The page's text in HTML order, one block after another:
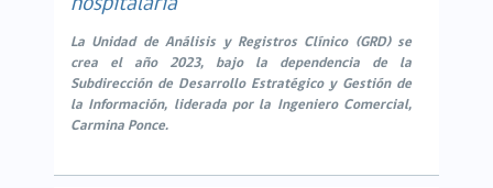
La Unidad de Análisis y Registros Clínico (GRD) se
crea el año 2023, bajo la dependencia de la
Subdirección de Desarrollo Estratégico y Gestión de
la Información, liderada por la Ingeniero Comercial,
Carmina Ponce.